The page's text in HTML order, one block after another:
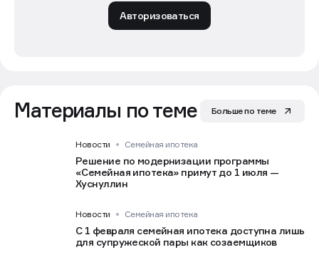
Авторизоваться
Материалы по теме Больше по теме
Новости Семейная ипотека
Решение по модернизации программы
«Семейная ипотека» примут до 1 июля —
Хуснуллин
Новости Семейная ипотека
С 1 февраля семейная ипотека доступна лишь
для супружеской пары как созаемщиков